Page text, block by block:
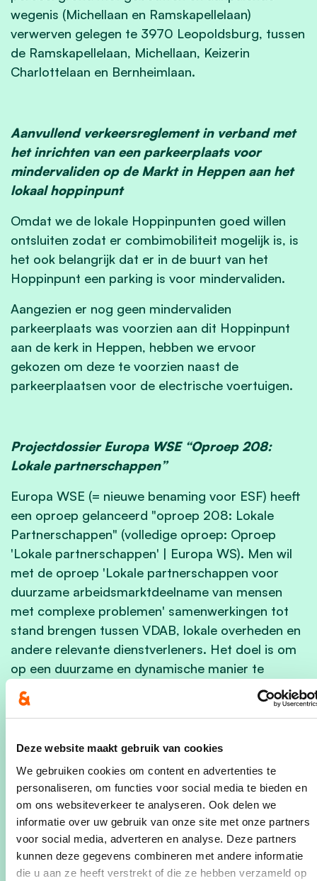
Deze website maakt gebruik van cookies
We gebruiken cookies om content en advertenties te
personaliseren, om functies voor social media te bieden en
om ons websiteverkeer te analyseren. Ook delen we
informatie over uw gebruik van onze site met onze partners
voor social media, adverteren en analyse. Deze partners
kunnen deze gegevens combineren met andere informatie
die u aan ze heeft verstrekt of die ze hebben verzameld op
wegenis (Michellaan en Ramskapellelaan)
verwerven gelegen te 3970 Leopoldsburg, tussen
de Ramskapellelaan, Michellaan, Keizerin
Charlottelaan en Bernheimlaan.
Aanvullend verkeersreglement in verband met
het inrichten van een parkeerplaats voor
mindervaliden op de Markt in Heppen aan het
lokaal hoppinpunt
Omdat we de lokale Hoppinpunten goed willen
ontsluiten zodat er combimobiliteit mogelijk is, is
het ook belangrijk dat er in de buurt van het
Hoppinpunt een parking is voor mindervaliden.
Aangezien er nog geen mindervaliden
parkeerplaats was voorzien aan dit Hoppinpunt
aan de kerk in Heppen, hebben we ervoor
gekozen om deze te voorzien naast de
parkeerplaatsen voor de electrische voertuigen.
Projectdossier Europa WSE “Oproep 208:
Lokale partnerschappen”
Europa WSE (= nieuwe benaming voor ESF) heeft
een oproep gelanceerd "oproep 208: Lokale
Partnerschappen" (volledige oproep: Oproep
'Lokale partnerschappen' | Europa WS). Men wil
met de oproep 'Lokale partnerschappen voor
duurzame arbeidsmarktdeelname van mensen
met complexe problemen' samenwerkingen tot
stand brengen tussen VDAB, lokale overheden en
andere relevante dienstverleners. Het doel is om
op een duurzame en dynamische manier te
reageren op de uiteenlopende behoeften en
vragen van mensen met complexe problemen, om
gesloten oproep naar lokale overheden die in de
rol van promotor een project kunnen indienen
voor een lokaal partnerschap per vastgelegde
regio. Voor ons is dit West-Limburg met 8 lokale
besturen: Beringen, Heusden-Zolder,
Leopoldsburg, Ham, Tessenderlo, Halen, Herk-
de-Stad en Lummen. We willen met de